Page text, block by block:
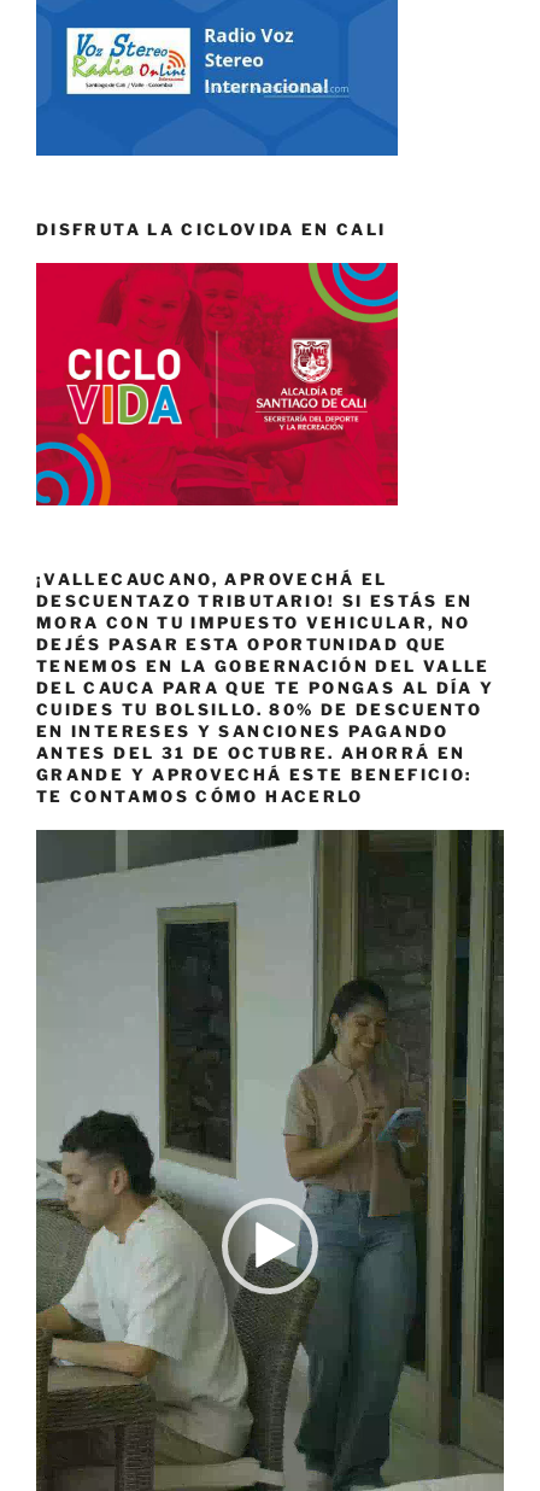
DISFRUTA LA CICLOVIDA EN CALI
¡VALLECAUCANO, APROVECHÁ EL
DESCUENTAZO TRIBUTARIO! SI ESTÁS EN
MORA CON TU IMPUESTO VEHICULAR, NO
DEJÉS PASAR ESTA OPORTUNIDAD QUE
TENEMOS EN LA GOBERNACIÓN DEL VALLE
DEL CAUCA PARA QUE TE PONGAS AL DÍA Y
CUIDES TU BOLSILLO. 80% DE DESCUENTO
EN INTERESES Y SANCIONES PAGANDO
ANTES DEL 31 DE OCTUBRE. AHORRÁ EN
GRANDE Y APROVECHÁ ESTE BENEFICIO:
TE CONTAMOS CÓMO HACERLO